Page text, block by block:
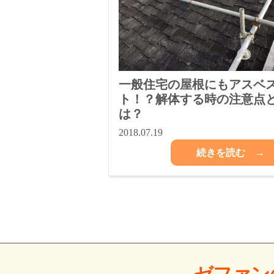
一般住宅の屋根にもアスベ
ト！？解体する時の注意点
は？
2018.07.19
続きを読む →